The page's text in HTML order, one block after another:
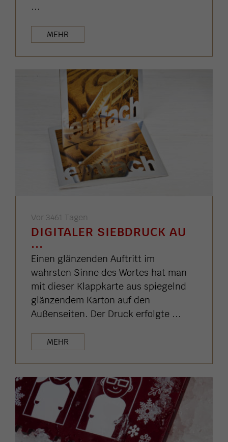
...
MEHR
Vor 3461 Tagen
DIGITALER SIEBDRUCK AU
...
Einen glänzenden Auftritt im
wahrsten Sinne des Wortes hat man
mit dieser Klappkarte aus spiegelnd
glänzendem Karton auf den
Außenseiten. Der Druck erfolgte ...
MEHR